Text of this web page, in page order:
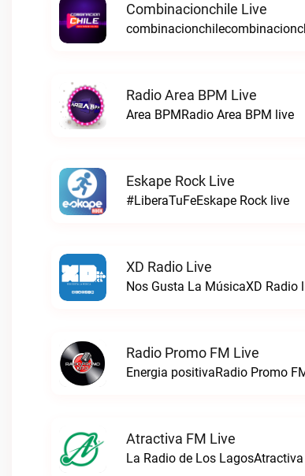
Combinacionchile Live
Radio Area BPM Live
Area BPMRadio Area BPM live
Eskape Rock Live
#LiberaTuFeEskape Rock live
XD Radio Live
Nos Gusta La MúsicaXD Radio
Radio Promo FM Live
Energia positivaRadio Promo
Atractiva FM Live
La Radio de Los